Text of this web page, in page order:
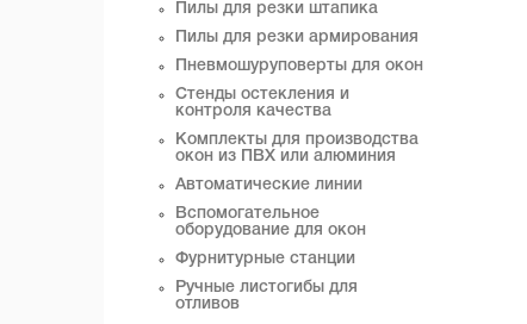
Пилы для резки штапика
Пилы для резки армирования
Пневмошуруповерты для окон
Стенды остекления и
контроля качества
Комплекты для производства
окон из ПВХ или алюминия
Автоматические линии
Вспомогательное
оборудование для окон
Фурнитурные станции
Ручные листогибы для
отливов